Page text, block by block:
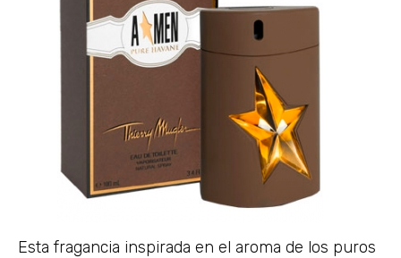
Esta fragancia inspirada en el aroma de los puros